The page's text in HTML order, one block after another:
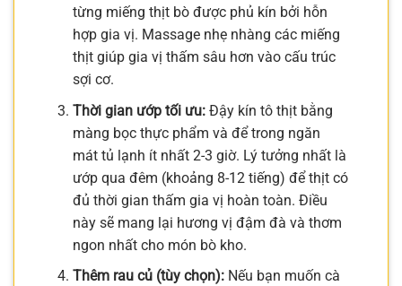
từng miếng thịt bò được phủ kín bởi hỗn
hợp gia vị. Massage nhẹ nhàng các miếng
thịt giúp gia vị thấm sâu hơn vào cấu trúc
sợi cơ.
Thời gian ướp tối ưu:Đậy kín tô thịt bằng
màng bọc thực phẩm và để trong ngăn
mát tủ lạnh ít nhất 2-3 giờ. Lý tưởng nhất là
ướp qua đêm (khoảng 8-12 tiếng) để thịt có
đủ thời gian thấm gia vị hoàn toàn. Điều
này sẽ mang lại hương vị đậm đà và thơm
ngon nhất cho món bò kho.
Thêm rau củ (tùy chọn):Nếu bạn muốn cà